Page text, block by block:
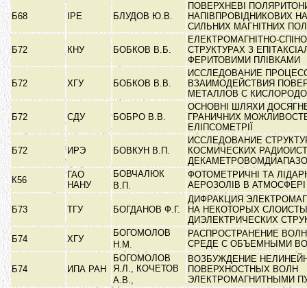
Б68 ІРЕ БЛУДОВ Ю.В.
ПОВЕРХНЕВІ
НАПІВПРОВІДНИКОВИХ
СИЛЬНИХ МАГНІТНИХ
Б72 КНУ БОБКОВ В.Б.
ЕЛЕКТРОМАГНІТНО-
СТРУКТУРАХ З
ФЕРИТОВИМИ ПЛІВКАМИ
Б72 ХГУ БОБКОВ В.В.
ИССЛЕДОВАНИЕ
ВЗАИМОДЕЙСТВИЯ
МЕТАЛЛОВ С
Б72 СДУ БОБРО В.В.
ОСНОВНІ ШЛЯХИ
ГРАНИЧНИХ
ЕЛІПСОМЕТРІЇ
Б72 ИРЭ БОВКУН В.П.
ИССЛЕДОВАНИЕ
КОСМИЧЕСКИХ
К56
ГАО
НАНУ
БОВЧАЛЮК
В.П.
ФОТОМЕТРИЧНІ ТА
АЕРОЗОЛІВ В
Б73 ТГУ БОГДАНОВ Ф.Г.
ДИФРАКЦИЯ
НА НЕКОТОРЫХ
ДИЭЛЕКТРИЧЕСКИХ
Б74
ХГУ
БОГОМОЛОВ
Н.М.
РАСПРОСТРАНЕНИЕ
СРЕДЕ С ОБЪЕМНЫМИ
Б74 ИПА РАН
БОГОМОЛОВ
Я.Л., КОЧЕТОВ
А.В.,
ВОЗБУЖДЕНИЕ
ПОВЕРХНОСТНЫХ ВОЛН
ЭЛЕКТРОМАГНИТНЫМИ